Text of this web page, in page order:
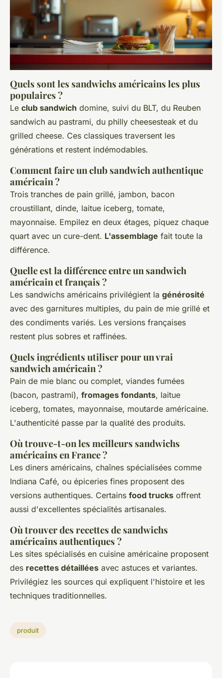
Quels sont les sandwichs américains les plus
populaires ?
Le club sandwich domine, suivi du BLT, du Reuben
sandwich au pastrami, du philly cheesesteak et du
grilled cheese. Ces classiques traversent les
générations et restent indémodables.
Comment faire un club sandwich authentique
américain ?
Trois tranches de pain grillé, jambon, bacon
croustillant, dinde, laitue iceberg, tomate,
mayonnaise. Empilez en deux étages, piquez chaque
quart avec un cure-dent. L'assemblage fait toute la
différence.
Quelle est la différence entre un sandwich
américain et français ?
Les sandwichs américains privilégient la générosité
avec des garnitures multiples, du pain de mie grillé et
des condiments variés. Les versions françaises
restent plus sobres et raffinées.
Quels ingrédients utiliser pour un vrai
sandwich américain ?
Pain de mie blanc ou complet, viandes fumées
(bacon, pastrami), fromages fondants, laitue
iceberg, tomates, mayonnaise, moutarde américaine.
L'authenticité passe par la qualité des produits.
Où trouve-t-on les meilleurs sandwichs
américains en France ?
Les diners américains, chaînes spécialisées comme
Indiana Café, ou épiceries fines proposent des
versions authentiques. Certains food trucks offrent
aussi d'excellentes spécialités artisanales.
Où trouver des recettes de sandwichs
américains authentiques ?
Les sites spécialisés en cuisine américaine proposent
des recettes détaillées avec astuces et variantes.
Privilégiez les sources qui expliquent l'histoire et les
techniques traditionnelles.
produit